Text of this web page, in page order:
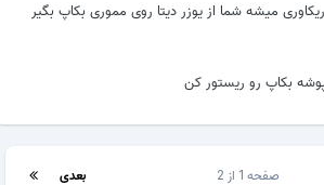
میشه شما از یوزر دیتا روی مموری بکاپ بگیر
بکاپ رو ریستور کن
بعدی صفحه 1 از 2